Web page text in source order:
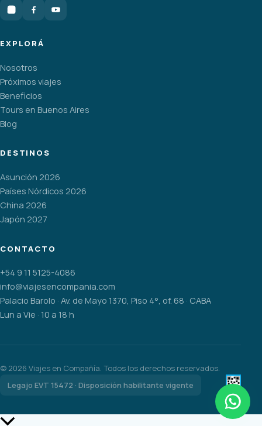
EXPLORÁ
Nosotros
Próximos viajes
Beneficios
Tours en Buenos Aires
Blog
DESTINOS
Asunción 2026
Países Nórdicos 2026
China 2026
Japón 2027
CONTACTO
+54 9 11 5125-4086
info@viajesencompania.com
Palacio Barolo · Av. de Mayo 1370, Piso 4°, of. 68 · CABA
Lun a Vie · 10 a 18 h
© 2026 Viajes en Compañía. Todos los derechos reservados.
Legajo EVT 15472 · Disposición habilitante vigente